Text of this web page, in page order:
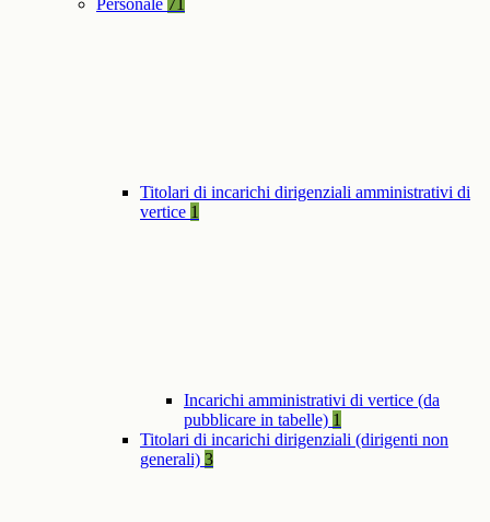
Personale 71
Titolari di incarichi dirigenziali amministrativi di
vertice 1
Incarichi amministrativi di vertice (da
pubblicare in tabelle) 1
Titolari di incarichi dirigenziali (dirigenti non
generali) 3